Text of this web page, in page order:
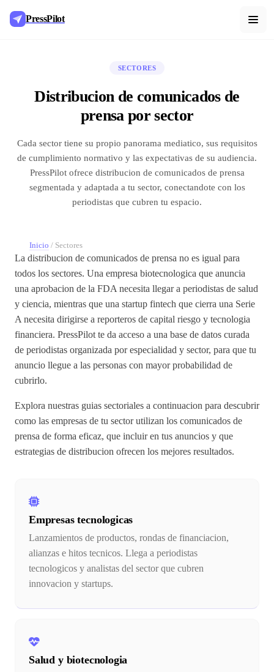
PressPilot
SECTORES
Distribucion de comunicados de
prensa por sector
Cada sector tiene su propio panorama mediatico, sus requisitos
de cumplimiento normativo y las expectativas de su audiencia.
PressPilot ofrece distribucion de comunicados de prensa
segmentada y adaptada a tu sector, conectandote con los
periodistas que cubren tu espacio.
Inicio / Sectores
La distribucion de comunicados de prensa no es igual para
todos los sectores. Una empresa biotecnologica que anuncia
una aprobacion de la FDA necesita llegar a periodistas de salud
y ciencia, mientras que una startup fintech que cierra una Serie
A necesita dirigirse a reporteros de capital riesgo y tecnologia
financiera. PressPilot te da acceso a una base de datos curada
de periodistas organizada por especialidad y sector, para que tu
anuncio llegue a las personas con mayor probabilidad de
cubrirlo.
Explora nuestras guias sectoriales a continuacion para descubrir
como las empresas de tu sector utilizan los comunicados de
prensa de forma eficaz, que incluir en tus anuncios y que
estrategias de distribucion ofrecen los mejores resultados.
Empresas tecnologicas
Lanzamientos de productos, rondas de financiacion,
alianzas e hitos tecnicos. Llega a periodistas
tecnologicos y analistas del sector que cubren
innovacion y startups.
Salud y biotecnologia